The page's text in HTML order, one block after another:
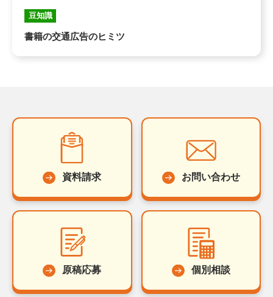
豆知識
書籍の交通広告のヒミツ
資料請求 お問い合わせ
原稿応募 個別相談